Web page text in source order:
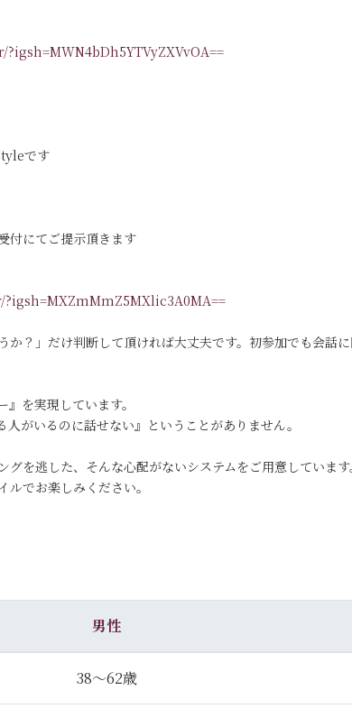
です
付にてご提示頂きます
か？」だけ判断して頂ければ大丈夫です。初参加でも会話
を実現しています。
がいるのに話せない』ということがありません。
グを逃した、そんな心配がないシステムをご用意していま
ルでお楽しみください。
男性
38～62歳